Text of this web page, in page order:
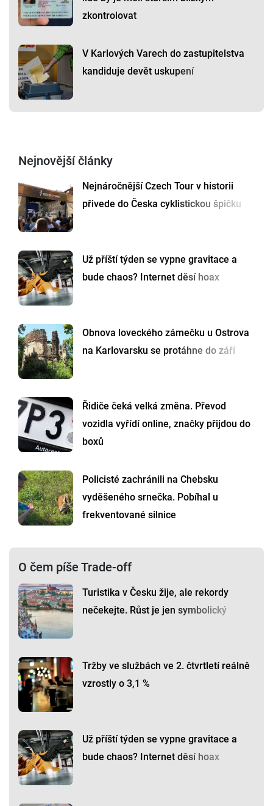
zkontrolovat
V Karlových Varech do zastupitelstva
kandiduje devět uskupení
Nejnovější články
Nejnáročnější Czech Tour v historii
přivede do Česka cyklistickou špičku
Už příští týden se vypne gravitace a
bude chaos? Internet děsí hoax
Obnova loveckého zámečku u Ostrova
na Karlovarsku se protáhne do září
Řidiče čeká velká změna. Převod
vozidla vyřídí online, značky přijdou do
boxů
Policisté zachránili na Chebsku
vyděšeného srnečka. Pobíhal u
frekventované silnice
O čem píše Trade-off
Turistika v Česku žije, ale rekordy
nečekejte. Růst je jen symbolický
Tržby ve službách ve 2. čtvrtletí reálně
vzrostly o 3,1 %
Už příští týden se vypne gravitace a
bude chaos? Internet děsí hoax